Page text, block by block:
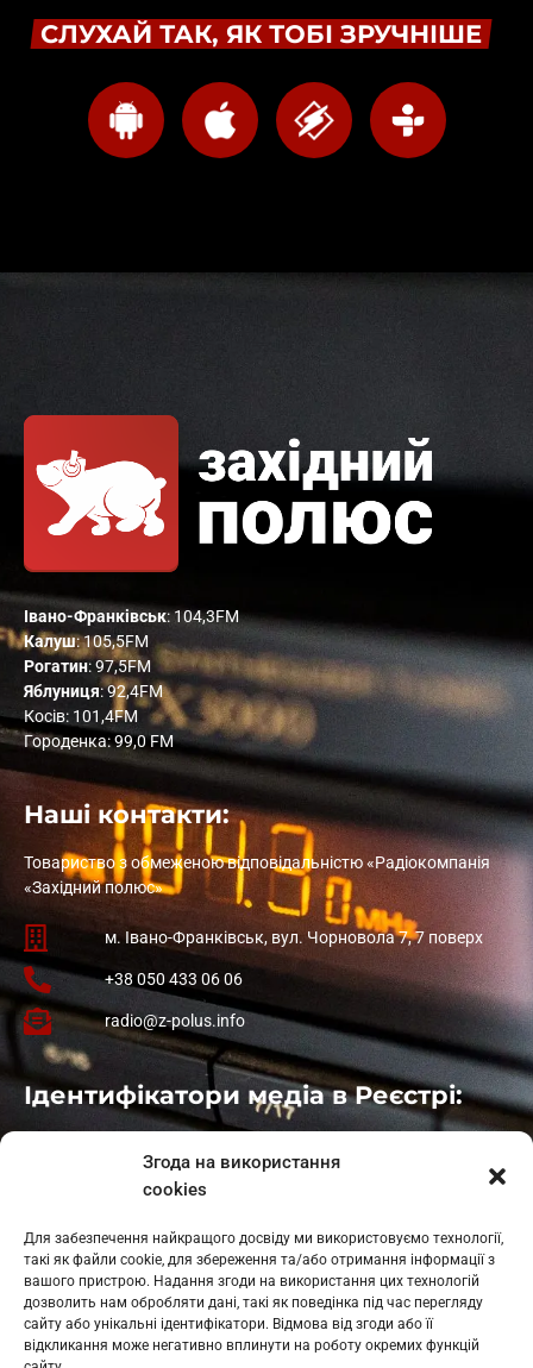
Згода на використання
cookies
Для забезпечення найкращого досвіду ми використовуємо технології,
такі як файли cookie, для збереження та/або отримання інформації з
вашого пристрою. Надання згоди на використання цих технологій
дозволить нам обробляти дані, такі як поведінка під час перегляду
сайту або унікальні ідентифікатори. Відмова від згоди або її
відкликання може негативно вплинути на роботу окремих функцій
СЛУХАЙ ТАК, ЯК ТОБІ ЗРУЧНІШЕ
Івано-Франківськ: 104,3FM
Калуш: 105,5FM
Рогатин: 97,5FM
Яблуниця: 92,4FM
Косів: 101,4FM
Городенка: 99,0 FM
Наші контакти:
Товариство з обмеженою відповідальністю «Радіокомпанія
«Західний полюс»
м. Івано-Франківськ, вул. Чорновола 7, 7 поверх
+38 050 433 06 06
radio@z-polus.info
Ідентифікатори медіа в Реєстрі:
: L11-01410
: L11-01801
Косів: L11-01805
Гарасимів: L11-02274